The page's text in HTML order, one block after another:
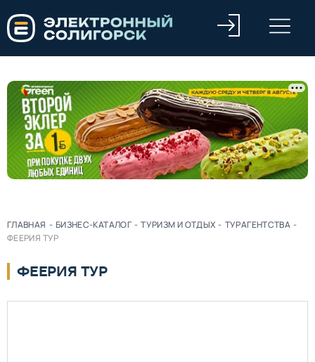
ГЛАВНАЯ - БИЗНЕС-КАТАЛОГ - ТУРИЗМ И ОТДЫХ - ТУРАГЕНТСТВА -
ФЕЕРИЯ ТУР
ФЕЕРИЯ ТУР